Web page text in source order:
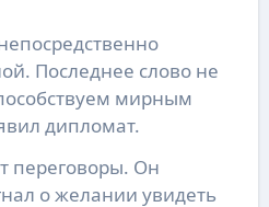
Последнее слово не
мирным
дипломат.
переговоры. Он
о желании увидеть